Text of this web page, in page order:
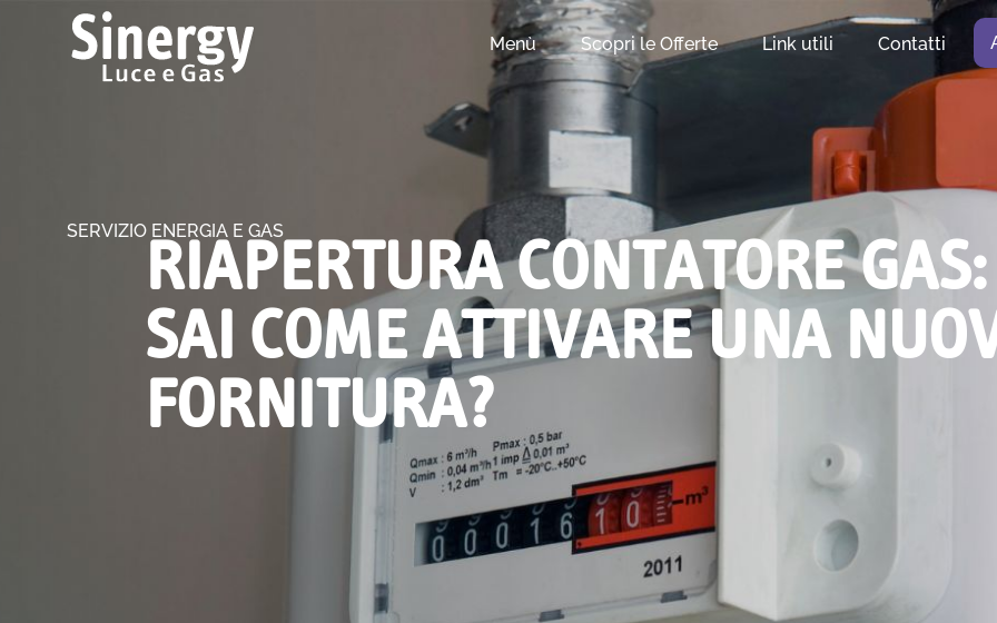
Menù Scopri le Offerte Link utili Contatti
SERVIZIO ENERGIA E GAS
RIAPERTURA CONTATORE GAS:
SAI COME ATTIVARE UNA
FORNITURA?